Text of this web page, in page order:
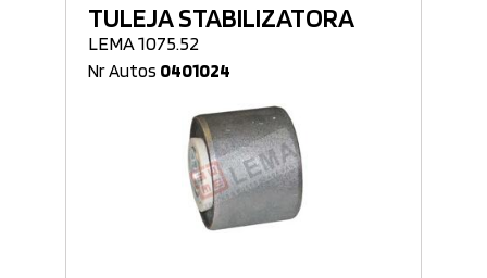
TULEJA STABILIZATORA
LEMA 1075.52
Nr Autos 0401024